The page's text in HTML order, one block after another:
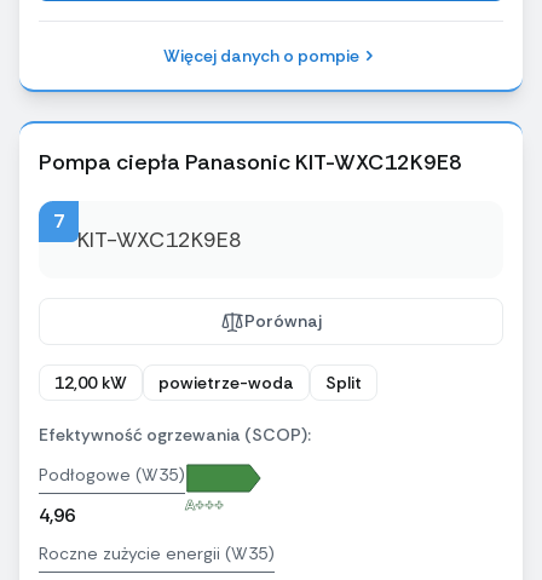
Więcej danych o pompie
Pompa ciepła Panasonic KIT-WXC12K9E8
7
Porównaj
12,00 kW powietrze-woda Split
Efektywność ogrzewania (SCOP):
Podłogowe (W35)
4,96 A+++
Roczne zużycie energii (W35)